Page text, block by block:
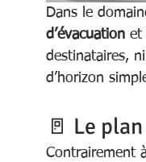
Dans le
d’évacuation et
destinataires,
d’horizon
🚪 Le
Contrairement